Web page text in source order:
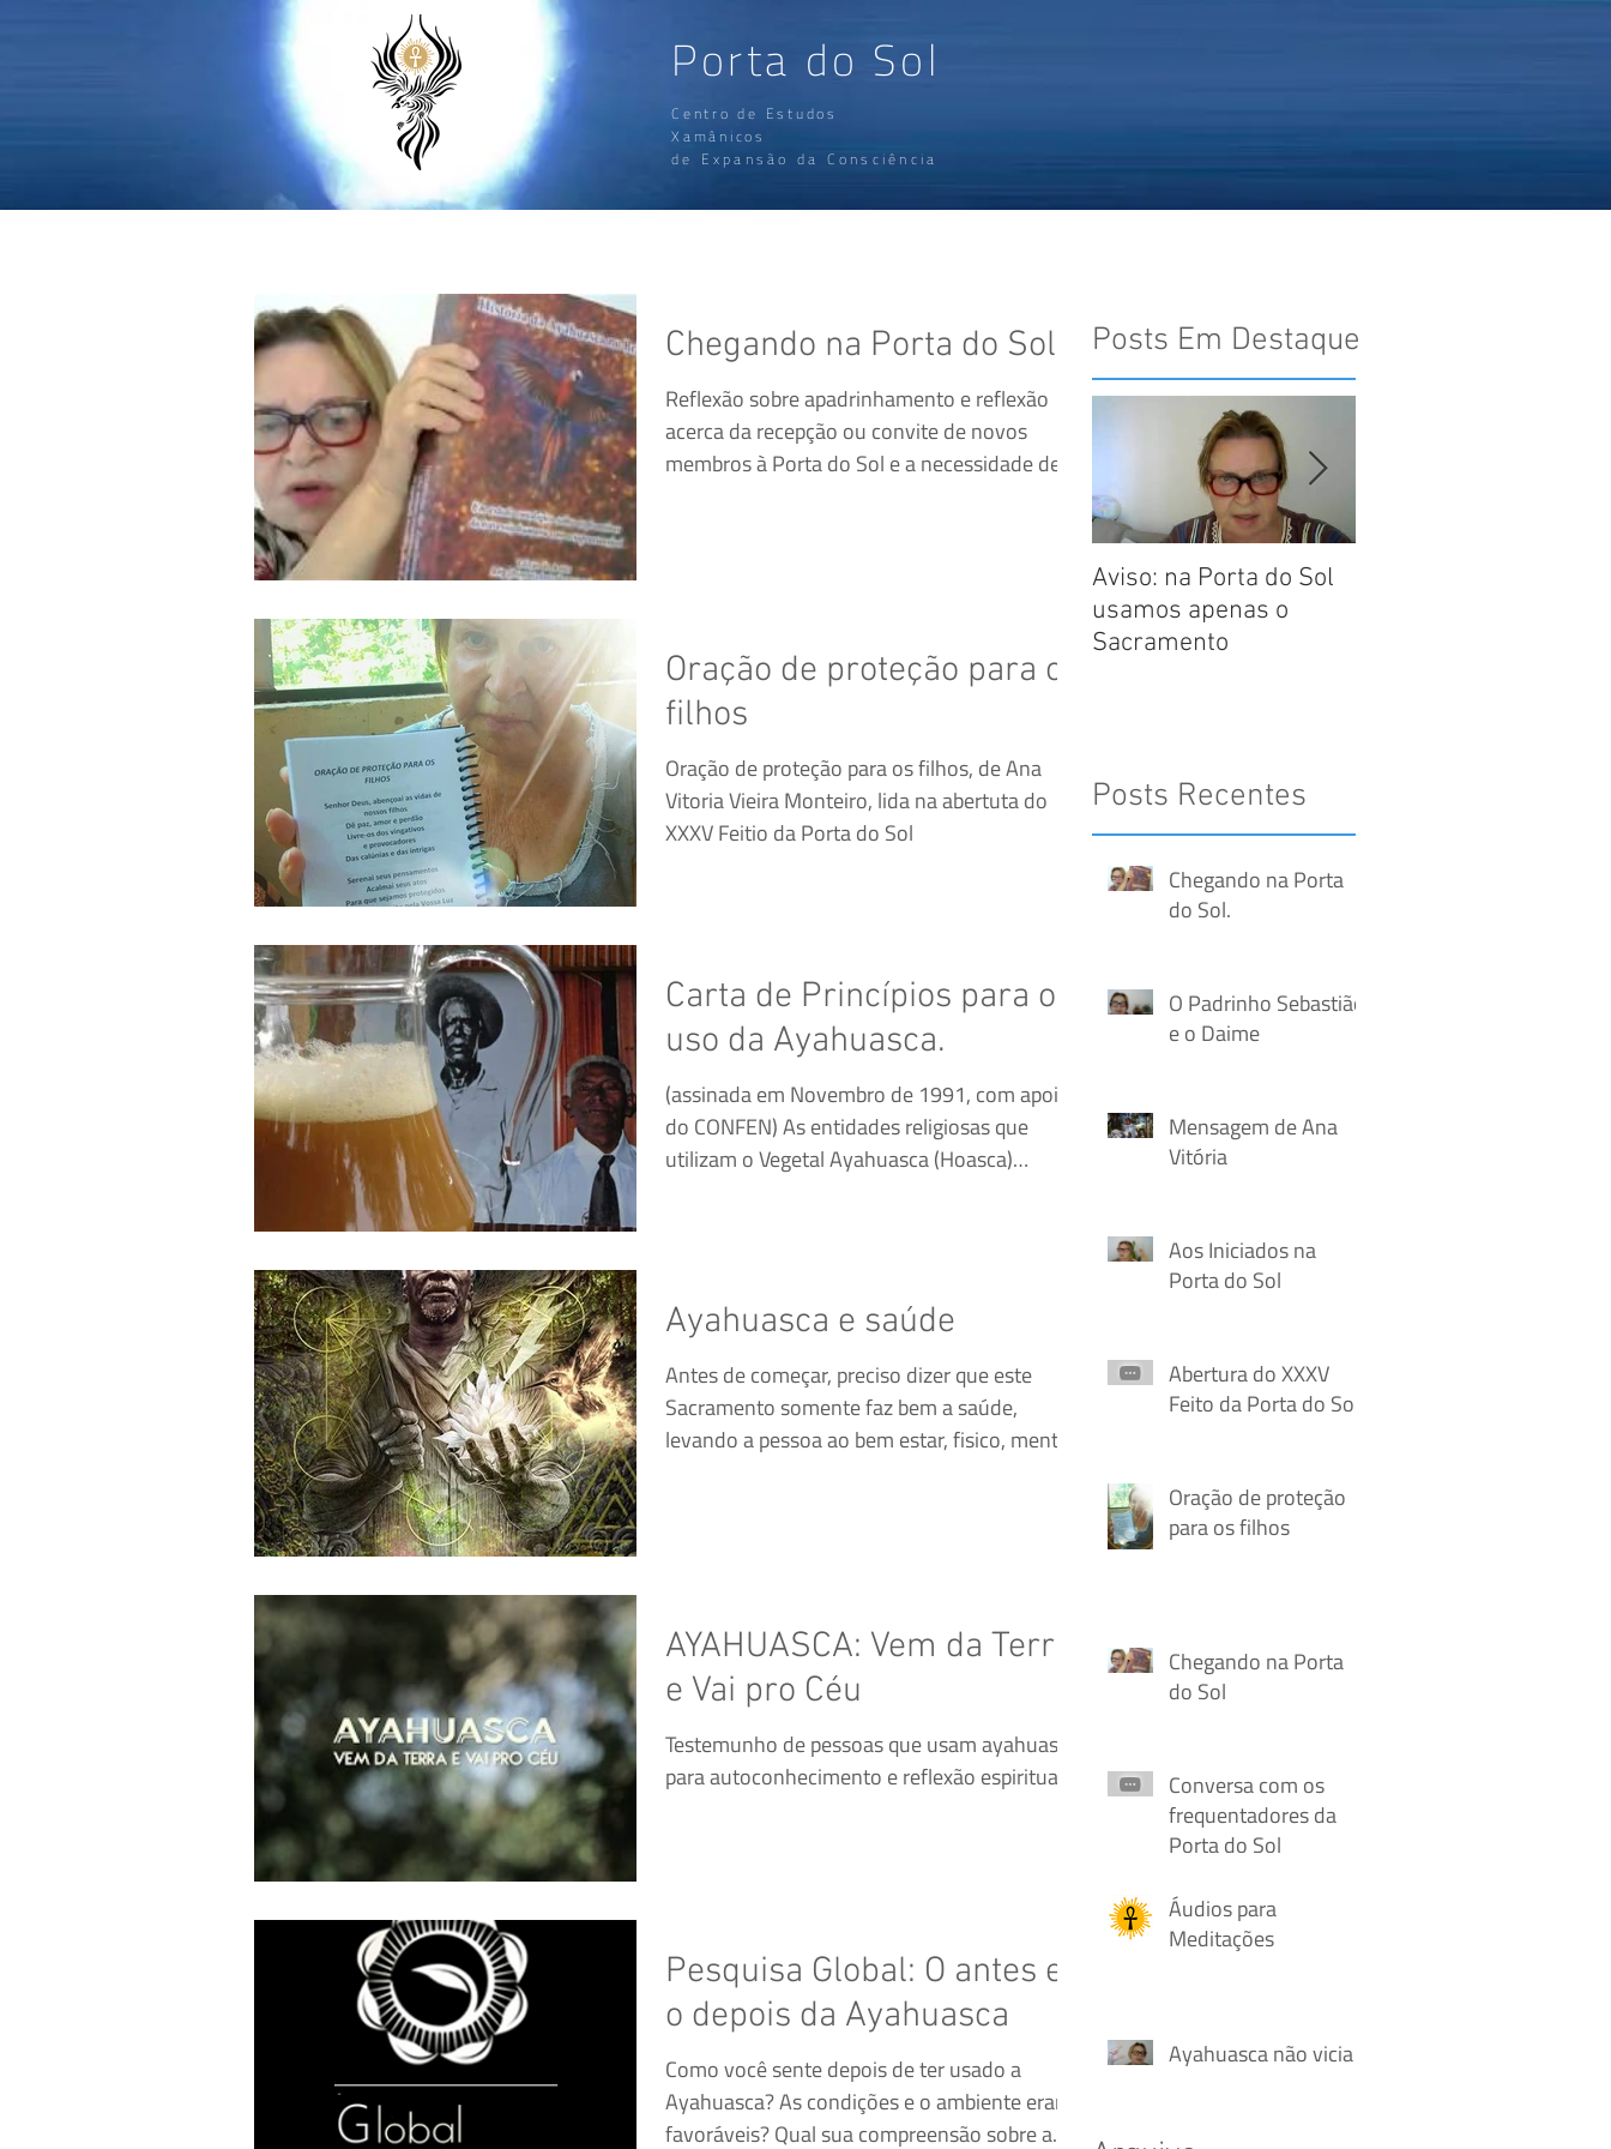
Porta do Sol
Centro de Estudos
Xamânicos
de Expansão da Consciência
Chegando na Porta do Sol.
Reflexão sobre apadrinhamento e reflexão
acerca da recepção ou convite de novos
membros à Porta do Sol e a necessidade de
Oração de proteção para os
filhos
Oração de proteção para os filhos, de Ana
Vitoria Vieira Monteiro, lida na abertuta do
XXXV Feitio da Porta do Sol
Carta de Princípios para o
uso da Ayahuasca.
(assinada em Novembro de 1991, com apoio
do CONFEN) As entidades religiosas que
utilizam o Vegetal Ayahuasca (Hoasca)
Ayahuasca e saúde
Antes de começar, preciso dizer que este
Sacramento somente faz bem a saúde,
levando a pessoa ao bem estar, fisico, mental
AYAHUASCA: Vem da Terra
e Vai pro Céu
Testemunho de pessoas que usam ayahuasca
para autoconhecimento e reflexão espiritual
Pesquisa Global: O antes e
o depois da Ayahuasca
Como você sente depois de ter usado a
Ayahuasca? As condições e o ambiente eram
favoráveis? Qual sua compreensão sobre a
Posts Em Destaque
Aviso: na Porta do Sol
usamos apenas o
Sacramento
Posts Recentes
Chegando na Porta
do Sol.
O Padrinho Sebastião
e o Daime
Mensagem de Ana
Vitória
Aos Iniciados na
Porta do Sol
Abertura do XXXV
Feito da Porta do Sol
Oração de proteção
para os filhos
Chegando na Porta
do Sol
Conversa com os
frequentadores da
Porta do Sol
Áudios para
Meditações
Ayahuasca não vicia